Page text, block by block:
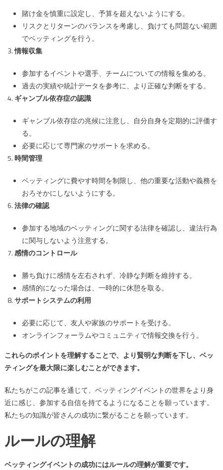
賭け金を慎重に設定し、予算を超えないようにする。
リスクとリターンのバランスを考慮し、負けても問題ない範囲
でベッティングを行う。
情報収集
参加するイベントや選手、チームについての情報を集める。
過去の実績や統計データを参考に、より正確な判断をする。
ギャンブル依存症の認識
ギャンブル依存症の兆候に注意し、自分自身を定期的に評価す
る。
必要に応じて専門家のサポートを求める。
時間管理
ベッティングに費やす時間を制限し、他の重要な活動や義務を
おろそかにしないようにする。
法律の確認
参加する地域のベッティングに関する法律を確認し、違法行為
に関与しないよう注意する。
感情のコントロール
勝ち負けに感情を左右されず、冷静な判断を維持する。
感情的になった場合は、一時的に休憩を取る。
サポートシステムの利用
必要に応じて、友人や家族のサポートを受ける。
オンラインフォーラムやコミュニティで情報交換を行う。
これらのポイントを理解することで、より賢明な判断を下し、ベッ
ティングを最大限に楽しむことができます。
私たちがこの記事を通じて、ベッティングイベントの世界をより身
近に感じ、参加する自信を持てるようになることを願っています。
私たちの知識が皆さんの成功に繋がることを願っています。
ルールの理解
ベッティングイベントの成功にはルールの理解が重要です。